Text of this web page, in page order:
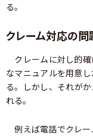
る。
クレーム対応の問
クレームに対し的確
なマニュアルを用意
る。しかし、それが
れる。
例えば電話でクレー